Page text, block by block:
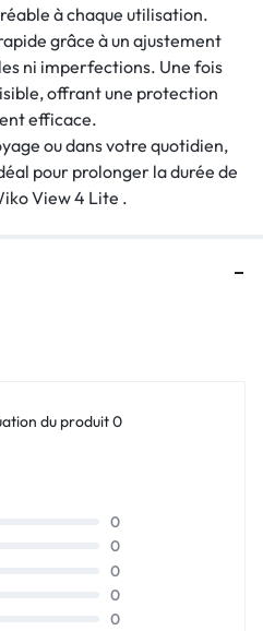
à chaque utilisation.
grâce à un ajustement
ni imperfections. Une fois
offrant une protection
efficace.
ou dans votre quotidien,
pour prolonger la durée de
View 4 Lite .
du produit 0
0
0
0
0
0